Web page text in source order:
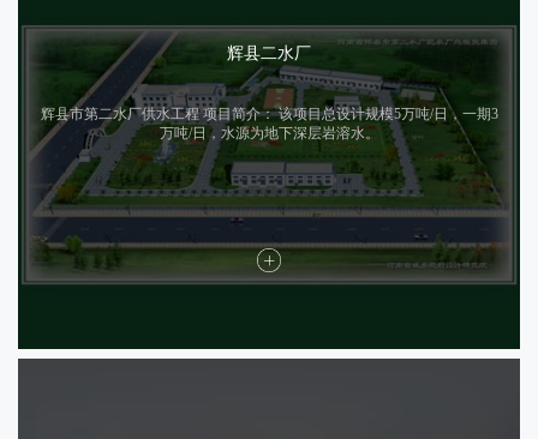
辉县二水厂
辉县市第二水厂供水工程 项目简介： 该项目总设计规模5万吨/日，一期3
万吨/日，水源为地下深层岩溶水。